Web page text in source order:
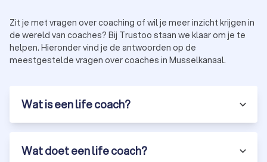
Zit je met vragen over coaching of wil je meer inzicht krijgen in
de wereld van coaches? Bij Trustoo staan we klaar om je te
helpen. Hieronder vind je de antwoorden op de
meestgestelde vragen over coaches in Musselkanaal.
Wat is een life coach?
Wat doet een life coach?